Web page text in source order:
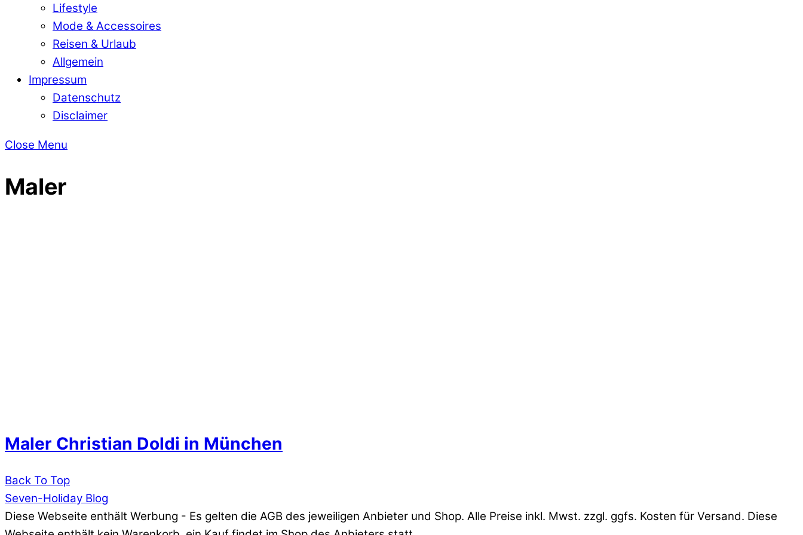
Lifestyle
Mode & Accessoires
Reisen & Urlaub
Allgemein
Impressum
Datenschutz
Disclaimer
Close Menu
Maler
Maler Christian Doldi in München
Back To Top
Seven-Holiday Blog
Diese Webseite enthält Werbung - Es gelten die AGB des jeweiligen Anbieter und Shop. Alle Preise inkl. Mwst. zzgl. ggfs. Kosten für Versand. Diese